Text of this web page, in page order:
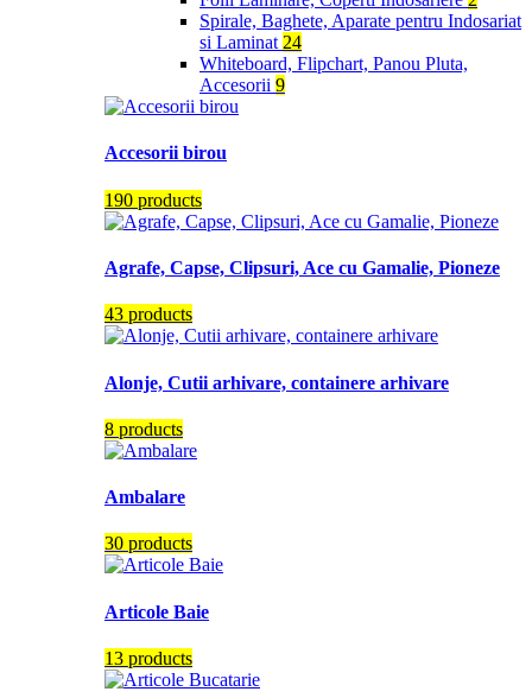
Spirale, Baghete, Aparate pentru Indosariat
si Laminat 24
Whiteboard, Flipchart, Panou Pluta,
Accesorii 9
Accesorii birou
190 products
Agrafe, Capse, Clipsuri, Ace cu Gamalie, Pioneze
43 products
Alonje, Cutii arhivare, containere arhivare
8 products
Ambalare
30 products
Articole Baie
13 products